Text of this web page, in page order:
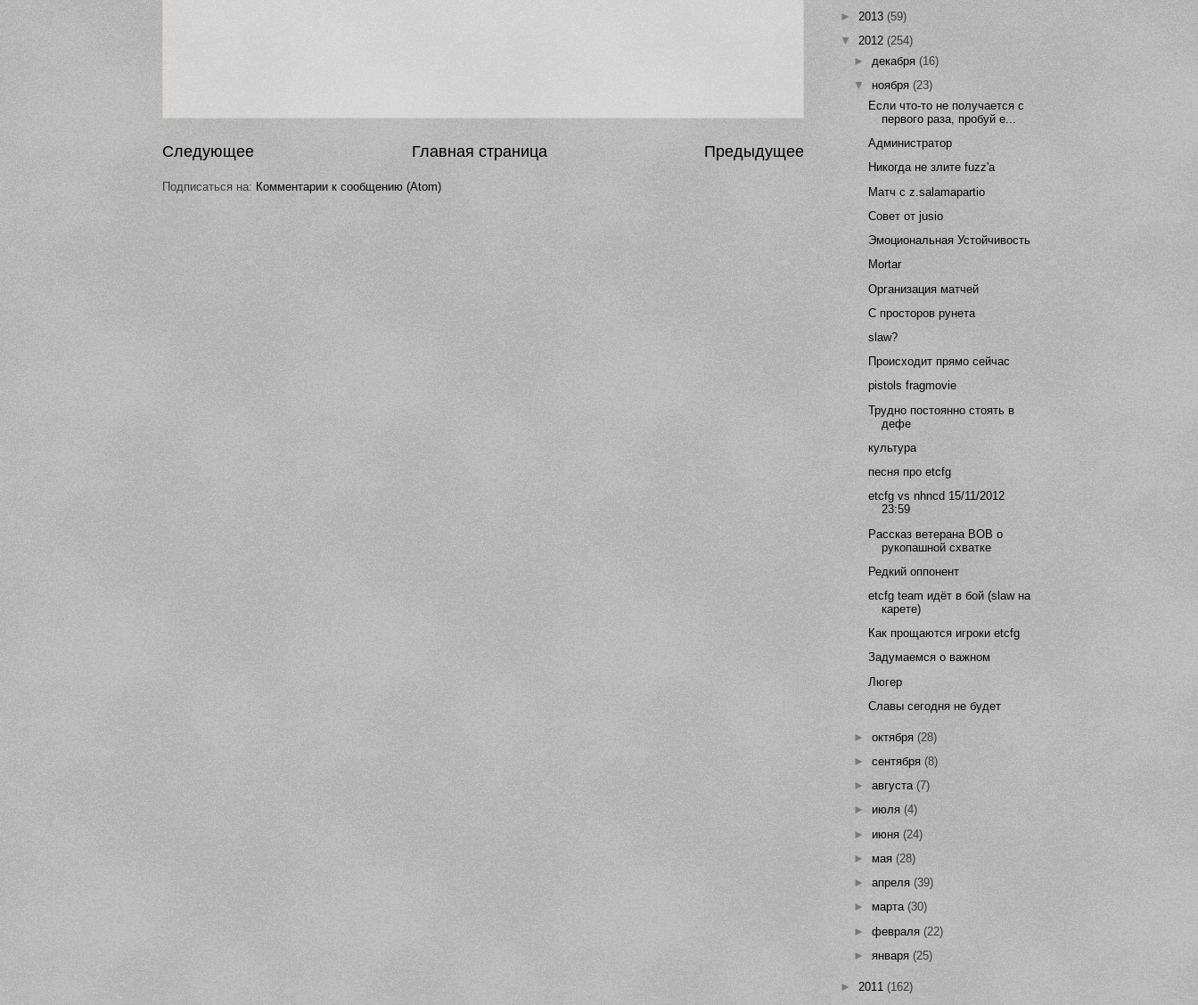
Следующее Предыдущее
Главная страница
Подписаться на: Комментарии к сообщению (Atom)
► 2013 (59)
▼ 2012 (254)
►декабря(16)
▼ноября(23)
Если что-то не получается с
первого раза, пробуй е...
Администратор
Никогда не злите fuzz'a
Матч с z.salamapartio
Совет от jusio
Эмоциональная Устойчивость
Mortar
Организация матчей
С просторов рунета
slaw?
Происходит прямо сейчас
pistols fragmovie
Трудно постоянно стоять в
дефе
культура
песня про etcfg
etcfg vs nhncd 15/11/2012
23:59
Рассказ ветерана ВОВ о
рукопашной схватке
Редкий оппонент
etcfg team идёт в бой (slaw на
карете)
Как прощаются игроки etcfg
Задумаемся о важном
Люгер
Славы сегодня не будет
►октября(28)
►сентября(8)
►августа(7)
►июля(4)
►июня(24)
►мая(28)
►апреля(39)
►марта(30)
►февраля(22)
►января(25)
► 2011 (162)